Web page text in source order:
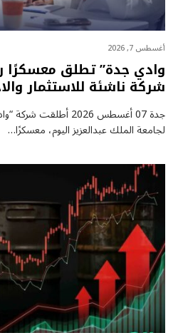
أغسطس 7, 2026
شركة ناشئة للاستثمار
جدة 07 أغسطس 2026
لجامعة الملك عبدالعزيز اليوم، معسكرًا…